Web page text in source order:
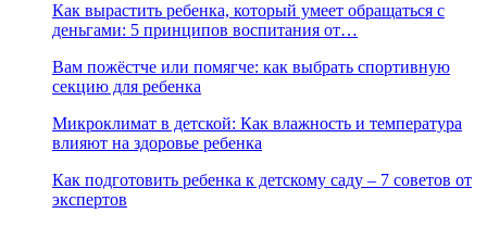
Как вырастить ребенка, который умеет обращаться с
деньгами: 5 принципов воспитания от…
Вам пожёстче или помягче: как выбрать спортивную
секцию для ребенка
Микроклимат в детской: Как влажность и температура
влияют на здоровье ребенка
Как подготовить ребенка к детскому саду – 7 советов от
экспертов